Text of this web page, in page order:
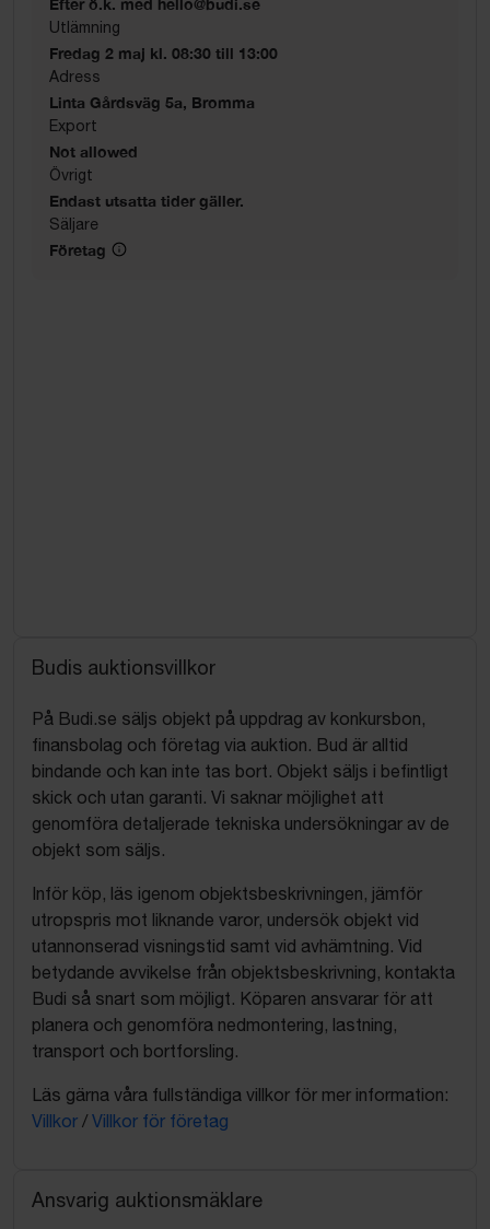
Efter ö.k. med hello@budi.se
Utlämning
Fredag 2 maj kl. 08:30 till 13:00
Adress
Linta Gårdsväg 5a, Bromma
Export
Not allowed
Övrigt
Endast utsatta tider gäller.
Säljare
Företag
Budis auktionsvillkor
På Budi.se säljs objekt på uppdrag av konkursbon,
finansbolag och företag via auktion. Bud är alltid
bindande och kan inte tas bort. Objekt säljs i befintligt
skick och utan garanti. Vi saknar möjlighet att
genomföra detaljerade tekniska undersökningar av de
objekt som säljs.
Inför köp, läs igenom objektsbeskrivningen, jämför
utropspris mot liknande varor, undersök objekt vid
utannonserad visningstid samt vid avhämtning. Vid
betydande avvikelse från objektsbeskrivning, kontakta
Budi så snart som möjligt. Köparen ansvarar för att
planera och genomföra nedmontering, lastning,
transport och bortforsling.
Läs gärna våra fullständiga villkor för mer information:
Villkor / Villkor för företag
Ansvarig auktionsmäklare